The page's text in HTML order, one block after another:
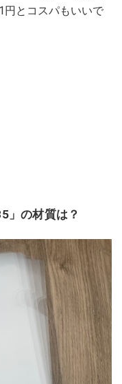
円とコスパもいいで
」の材質は？